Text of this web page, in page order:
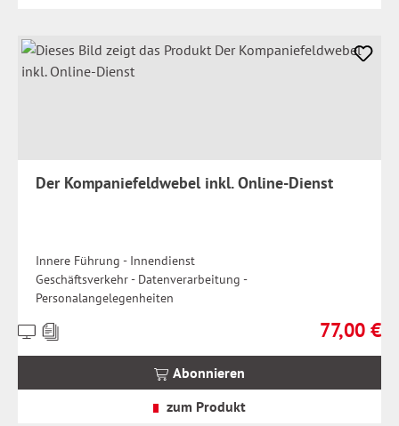
Der Kompaniefeldwebel inkl. Online-Dienst
Innere Führung - Innendienst
Geschäftsverkehr - Datenverarbeitung -
Personalangelegenheiten
Regulärer
77,00 €
Preise
Abonnieren
zum Produkt